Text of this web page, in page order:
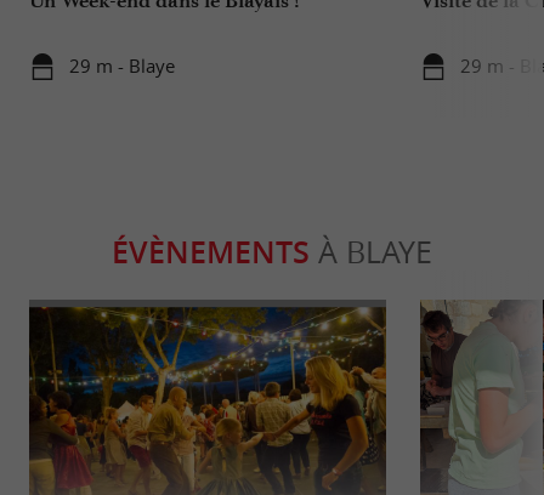
29 m - Blaye 29 m -
ÉVÈNEMENTS À BLAYE